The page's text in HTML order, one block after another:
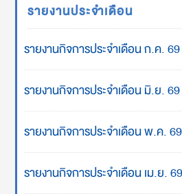
รายงานประจำเดือน
รายงานกิจการประจำเดือน ก.ค. 69
รายงานกิจการประจำเดือน มิ.ย. 69
รายงานกิจการประจำเดือน พ.ค. 69
รายงานกิจการประจำเดือน เม.ย. 69